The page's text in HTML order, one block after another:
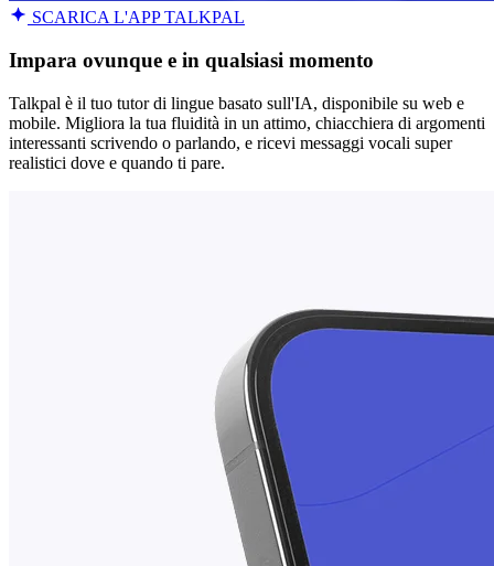
SCARICA L'APP TALKPAL
Impara ovunque e in qualsiasi momento
Talkpal è il tuo tutor di lingue basato sull'IA, disponibile su web e
mobile. Migliora la tua fluidità in un attimo, chiacchiera di argomenti
interessanti scrivendo o parlando, e ricevi messaggi vocali super
realistici dove e quando ti pare.